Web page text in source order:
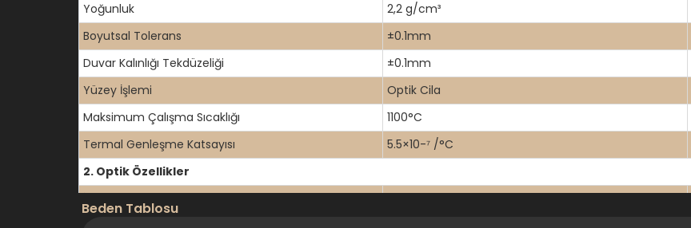
Yoğunluk
2,2 g/cm³
Boyutsal Tolerans
±0.1mm
Duvar Kalınlığı Tekdüzeliği
±0.1mm
Yüzey İşlemi
Optik Cila
Maksimum Çalışma Sıcaklığı
1100°C
Termal Genleşme Katsayısı
5.5×10-⁷ /°C
2. Optik Özellikler
Beden Tablosu